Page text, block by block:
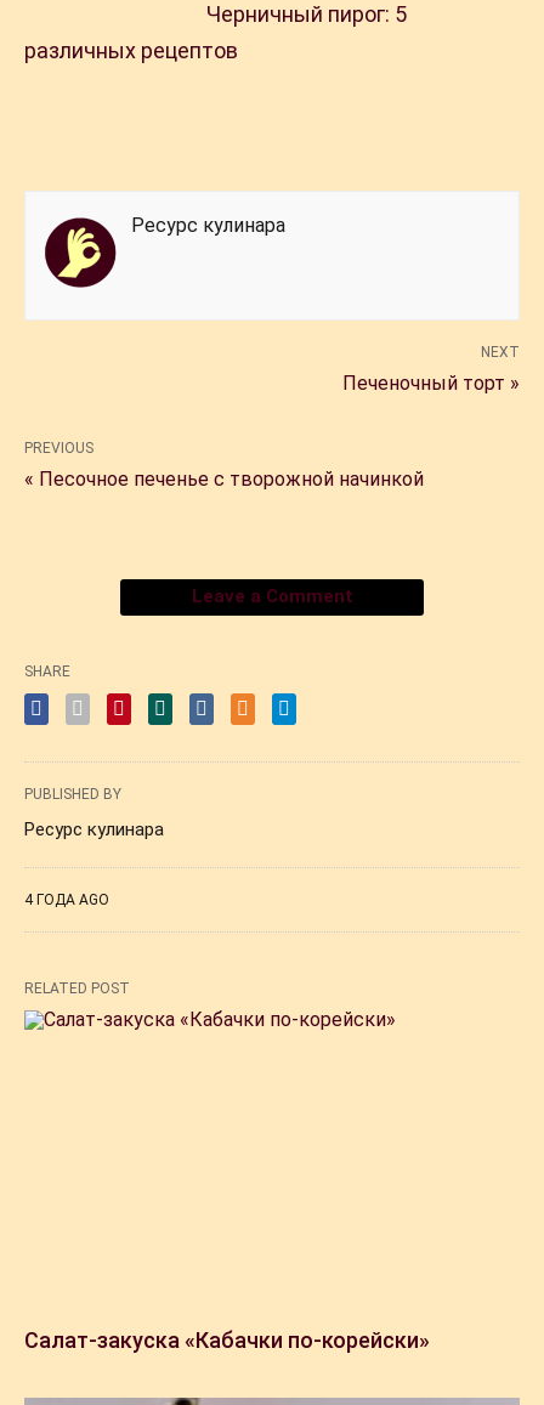
Черничный пирог: 5
различных рецептов
Ресурс кулинара
NEXT
Печеночный торт »
PREVIOUS
« Песочное печенье с творожной начинкой
Leave a Comment
SHARE
PUBLISHED BY
Ресурс кулинара
4 ГОДА AGO
RELATED POST
Салат-закуска «Кабачки по-корейски»